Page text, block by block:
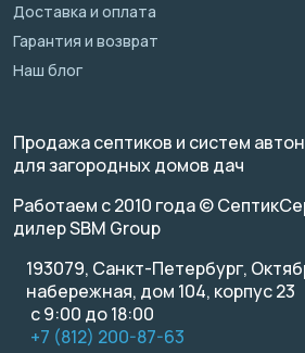
Доставка и оплата
Гарантия и возврат
Наш блог
Продажа септиков и систем
для загородных домов дач
Работаем с 2010 года ©
дилер SBM Group
193079, Санкт-Петербург,
набережная, дом 104, корпус 23
с 9:00 до 18:00
+7 (812) 200-87-63